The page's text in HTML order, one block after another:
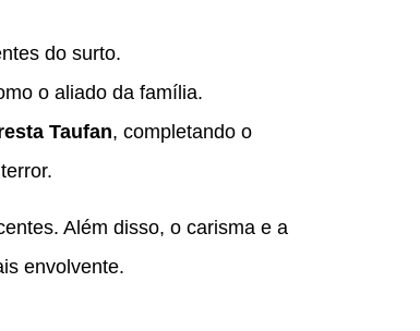
do surto.
o aliado da família.
Taufan, completando o
Além disso, o carisma e a
envolvente.